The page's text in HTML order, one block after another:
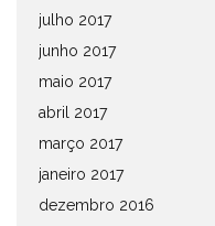
julho 2017
junho 2017
maio 2017
abril 2017
março 2017
janeiro 2017
dezembro 2016